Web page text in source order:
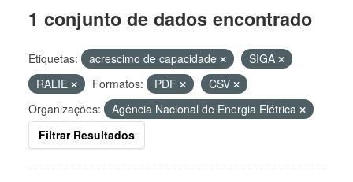
1 conjunto de dados encontrado
Etiquetas: acrescimo de capacidade
SIGA
RALIE
Formatos: PDF
CSV
Organizações:
Agência Nacional de Energia Elétrica
Filtrar Resultados